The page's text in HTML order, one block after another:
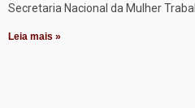
Secretaria Nacional da Mulher
Leia mais »